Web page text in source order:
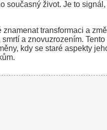
současný život. Je to
znamenat transformaci a
a znovuzrozením.
kdy se staré aspekty